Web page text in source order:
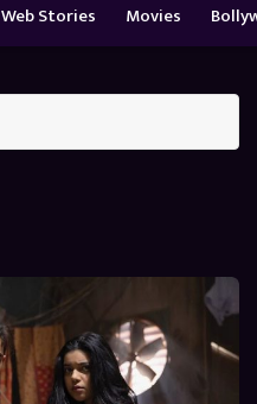
Web Stories Movies